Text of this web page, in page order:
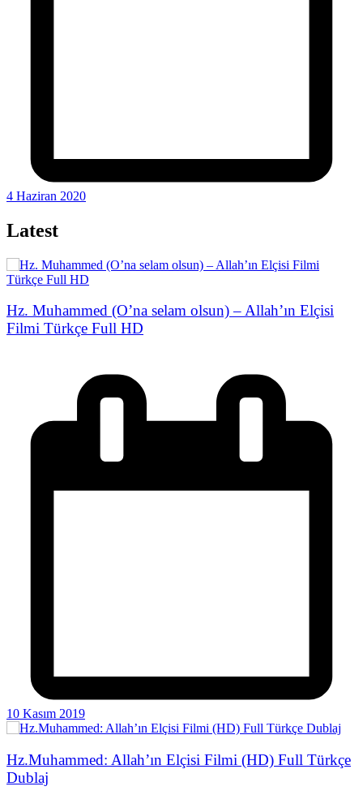
4 Haziran 2020
Latest
Hz. Muhammed (O’na selam olsun) – Allah’ın Elçisi
Filmi Türkçe Full HD
10 Kasım 2019
Hz.Muhammed: Allah’ın Elçisi Filmi (HD) Full Türkçe
Dublaj